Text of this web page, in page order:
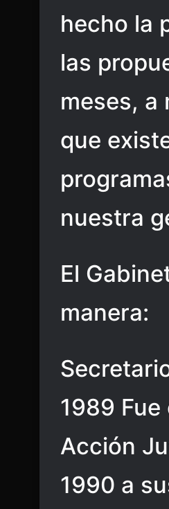
hecho la
las
meses, a
que
nuestra
El
manera:
1989
Acción
1990 a